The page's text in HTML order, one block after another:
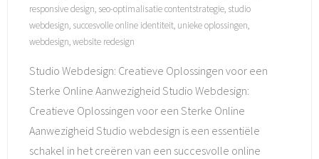
responsive design, seo-optimalisatie contentstrategie, studio
webdesign, succesvolle online identiteit, unieke oplossingen,
webdesign,website redesign
Studio Webdesign: Creatieve Oplossingen voor een
Sterke Online Aanwezigheid Studio Webdesign:
Creatieve Oplossingen voor een Sterke Online
Aanwezigheid Studio webdesign is een essentiële
schakel in het creëren van een succesvolle online